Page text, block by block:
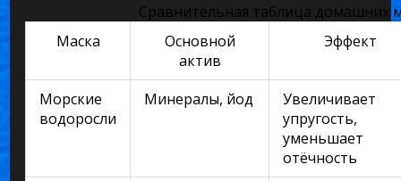
Сравнительная таблица домашних
Маска
Основной
актив
Эффект
Морские
водоросли
Минералы, йод
Увеличивает
упругость,
уменьшает
отёчность